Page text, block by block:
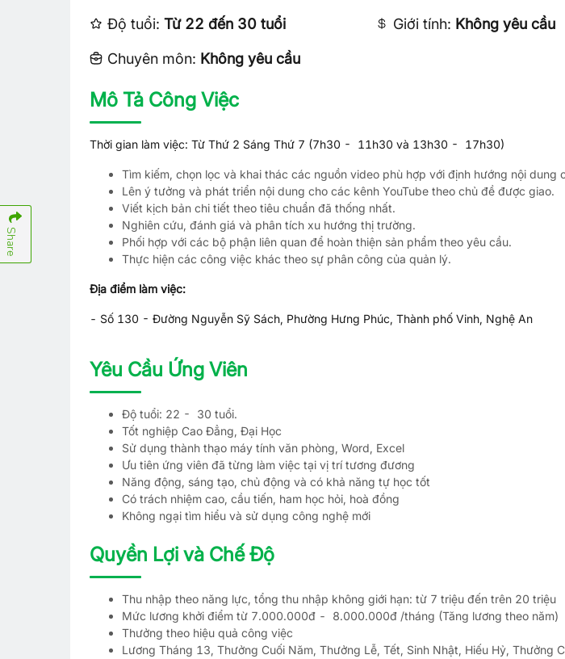
Độ tuổi: Từ 22 đến 30 tuổi Giới tính: Không yêu cầu
Chuyên môn: Không yêu cầu
Mô Tả Công Việc
Thời gian làm việc: Từ Thứ 2 Sáng Thứ 7 (7h30 - 11h30 và 13h30 - 17h30)
Tìm kiếm, chọn lọc và khai thác các nguồn video phù hợp với định hướng nội dung
Lên ý tưởng và phát triển nội dung cho các kênh YouTube theo chủ đề được giao.
Viết kịch bản chi tiết theo tiêu chuẩn đã thống nhất.
Nghiên cứu, đánh giá và phân tích xu hướng thị trường.
Phối hợp với các bộ phận liên quan để hoàn thiện sản phẩm theo yêu cầu.
Thực hiện các công việc khác theo sự phân công của quản lý.
Địa điểm làm việc:
- Số 130 - Đường Nguyễn Sỹ Sách, Phường Hưng Phúc, Thành phố Vinh, Nghệ An
Yêu Cầu Ứng Viên
Độ tuổi: 22 - 30 tuổi.
Tốt nghiệp Cao Đẳng, Đại Học
Sử dụng thành thạo máy tính văn phòng, Word, Excel
Ưu tiên ứng viên đã từng làm việc tại vị trí tương đương
Năng động, sáng tạo, chủ động và có khả năng tự học tốt
Có trách nhiệm cao, cầu tiến, ham học hỏi, hoà đồng
Không ngại tìm hiểu và sử dụng công nghệ mới
Quyền Lợi và Chế Độ
Thu nhập theo năng lực, tổng thu nhập không giới hạn: từ 7 triệu đến trên 20 triệu
Mức lương khởi điểm từ 7.000.000đ - 8.000.000đ /tháng (Tăng lương theo năm)
Thưởng theo hiệu quả công việc
Lương Tháng 13, Thưởng Cuối Năm, Thưởng Lễ, Tết, Sinh Nhật, Hiếu Hỷ, Thưởng
Share